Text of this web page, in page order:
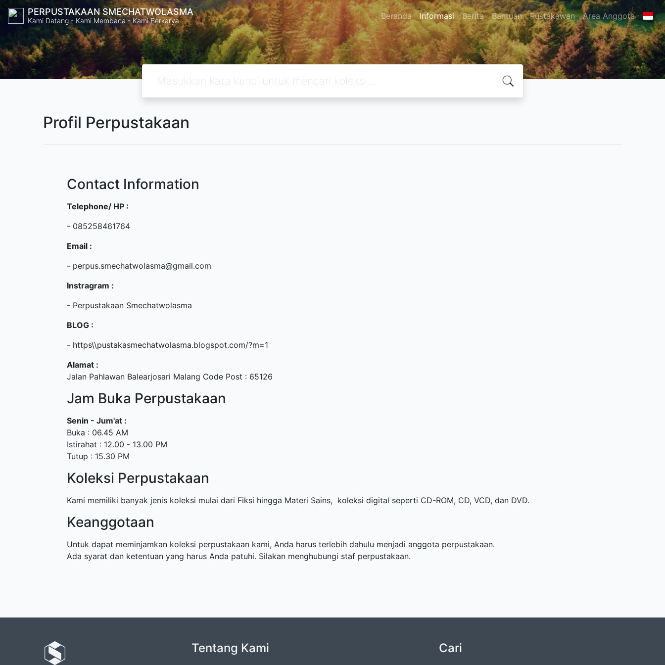
PERPUSTAKAAN SMECHATWOLASMA
Kami Datang - Kami Membaca - Kami Berkarya Beranda Informasi Berita Bantuan Pustakawan Area Anggota
Profil Perpustakaan
Contact Information
Telephone/ HP :
- 085258461764
Email :
- perpus.smechatwolasma@gmail.com
Instragram :
- Perpustakaan Smechatwolasma
BLOG :
- https\\pustakasmechatwolasma.blogspot.com/?m=1
Alamat :
Jalan Pahlawan Balearjosari Malang Code Post : 65126
Jam Buka Perpustakaan
Senin - Jum'at :
Buka : 06.45 AM
Istirahat : 12.00 - 13.00 PM
Tutup : 15.30 PM
Koleksi Perpustakaan
Kami memiliki banyak jenis koleksi mulai dari Fiksi hingga Materi Sains, koleksi digital seperti CD-ROM, CD, VCD, dan DVD.
Keanggotaan
Untuk dapat meminjamkan koleksi perpustakaan kami, Anda harus terlebih dahulu menjadi anggota perpustakaan.
Ada syarat dan ketentuan yang harus Anda patuhi. Silakan menghubungi staf perpustakaan.
Tentang Kami Cari